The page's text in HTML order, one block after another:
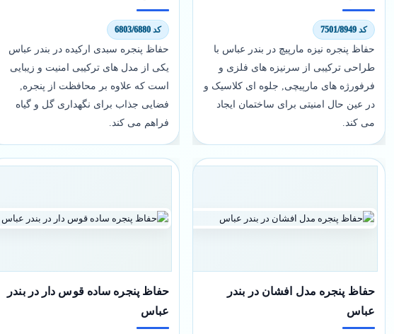
کد 7501/8949
حفاظ پنجره نیزه مارپیچ در بندر عباس با
طراحی ترکیبی از سرنیزه های فلزی و
فرفورژه های مارپیچی, جلوه ای کلاسیک و
در عین حال امنیتی برای ساختمان ایجاد
می کند.
کد 6803/6880
حفاظ پنجره سبدی ارکیده در بندر عباس
یکی از مدل های ترکیبی امنیت و زیبایی
است که علاوه بر محافظت از پنجره,
فضایی جذاب برای نگهداری گل و گیاه
فراهم می کند.
حفاظ پنجره مدل افشان در بندر
عباس
حفاظ پنجره ساده قوس دار در بندر
عباس